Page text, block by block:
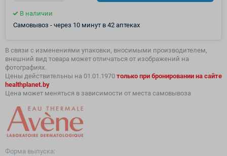
Форма выпуска:
В наличии
Самовывоз - через 10 минут в 42 аптеках
В связи с изменениями упаковки, вносимыми производителем,
внешний вид товара может отличаться от изображений на
фотографиях.
Цены действительны на 01.01.1970 только при бронировании на сайте
healthplanet.by
Цена может меняться в зависимости от места самовывоза